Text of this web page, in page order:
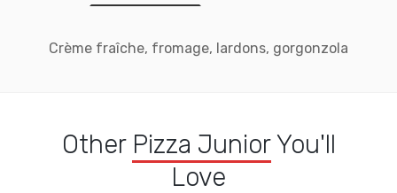
Crème fraîche, fromage, lardons, gorgonzola
Other Pizza JuniorYou'll
Love